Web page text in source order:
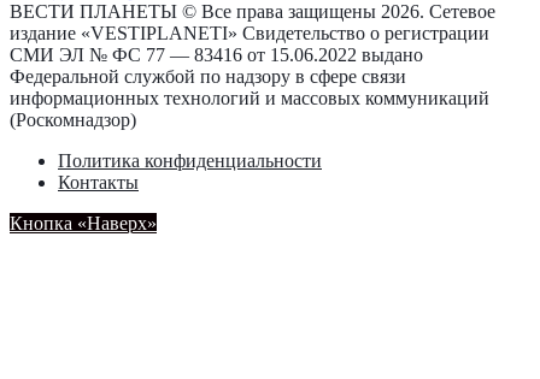
ВЕСТИ ПЛАНЕТЫ © Все права защищены 2026. Сетевое
издание «VESTIPLANETI» Свидетельство о регистрации
СМИ ЭЛ № ФС 77 — 83416 от 15.06.2022 выдано
Федеральной службой по надзору в сфере связи
информационных технологий и массовых коммуникаций
(Роскомнадзор)
Политика конфиденциальности
Контакты
Кнопка «Наверх»